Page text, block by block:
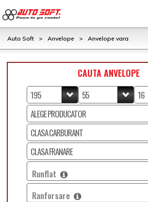
Auto Soft > Anvelope > Anvelope vara
CAUTA ANVELOPE
Runflat
Ranforsare